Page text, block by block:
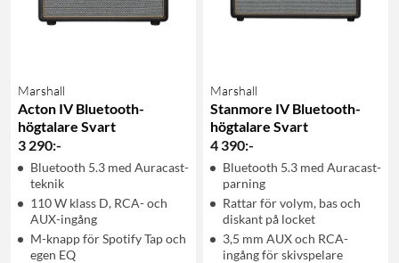
Marshall
Acton IV Bluetooth-
högtalare Svart
3 290:-
Bluetooth 5.3 med Auracast-
teknik
110 W klass D, RCA- och
AUX-ingång
M-knapp för Spotify Tap och
egen EQ
Marshall
Stanmore IV Bluetooth-
högtalare Svart
4 390:-
Bluetooth 5.3 med Auracast-
parning
Rattar för volym, bas och
diskant på locket
3,5 mm AUX och RCA-
ingång för skivspelare